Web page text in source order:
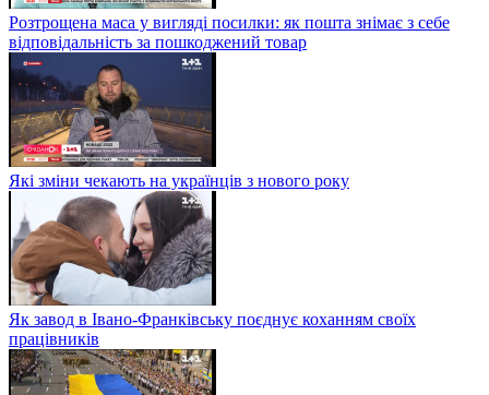
Розтрощена маса у вигляді посилки: як пошта знімає з себе
відповідальність за пошкоджений товар
Які зміни чекають на українців з нового року
Як завод в Івано-Франківську поєднує коханням своїх
працівників